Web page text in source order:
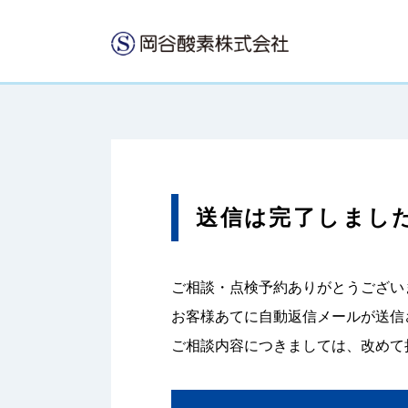
送信は完了しまし
ご相談・点検予約ありがとうござい
お客様あてに自動返信メールが送
ご相談内容につきましては、改め